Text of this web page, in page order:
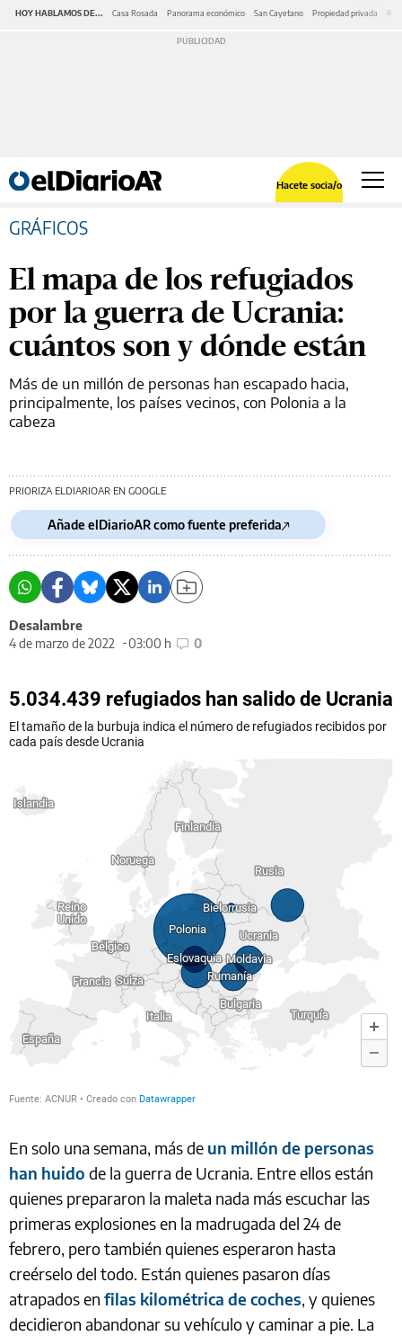
HOY HABLAMOS DE... Casa Rosada Panorama económico San Cayetano Propiedad privada
Hacete socia/o
GRÁFICOS
El mapa de los refugiados
por la guerra de Ucrania:
cuántos son y dónde están
Más de un millón de personas han escapado hacia,
principalmente, los países vecinos, con Polonia a la
cabeza
PRIORIZA ELDIARIOAR EN GOOGLE
Añade elDiarioAR como fuente preferida
Desalambre
4 de marzo de 2022
03:00 h 0
En solo una semana, más de un millón de personas
han huido de la guerra de Ucrania. Entre ellos están
quienes prepararon la maleta nada más escuchar las
primeras explosiones en la madrugada del 24 de
febrero, pero también quienes esperaron hasta
creérselo del todo. Están quienes pasaron días
atrapados en filas kilométrica de coches, y quienes
decidieron abandonar su vehículo y caminar a pie. La